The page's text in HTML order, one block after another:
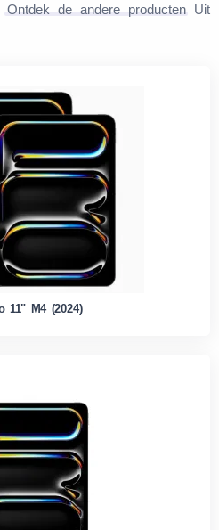
Ontdek de andere productenUit
11" M4 (2024)